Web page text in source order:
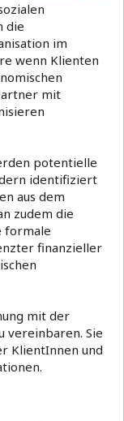
die
im
wenn Klienten
mit
potentielle
identifiziert
aus dem
zudem die
formale
finanzieller
mit der
vereinbaren. Sie
KlientInnen und